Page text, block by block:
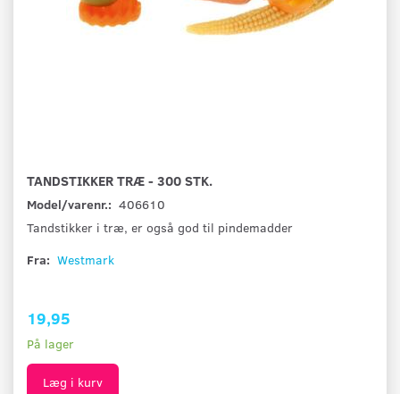
TANDSTIKKER TRÆ - 300 STK.
Model/varenr.: 406610
Tandstikker i træ, er også god til pindemadder
Fra: Westmark
19,95
På lager
Læg i kurv